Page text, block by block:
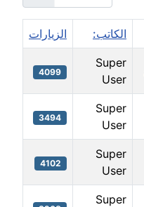
الكاتب: الزيارات
Super
User
4099
Super
User
3494
Super
User
4102
Super